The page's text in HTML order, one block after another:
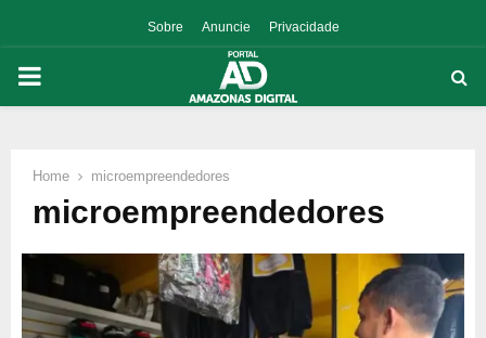
Sobre Anuncie Privacidade
PRIMARY
Home microempreendedores
microempreendedores